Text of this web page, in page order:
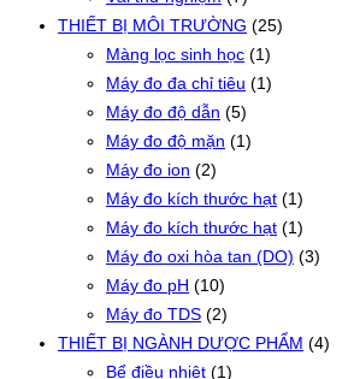
THIẾT BỊ MÔI TRƯỜNG (25)
Màng lọc sinh học (1)
Máy đo đa chỉ tiêu (1)
Máy đo độ dẫn (5)
Máy đo độ mặn (1)
Máy đo ion (2)
Máy đo kích thước hạt (1)
Máy đo kích thước hạt (1)
Máy đo oxi hòa tan (DO) (3)
Máy đo pH (10)
Máy đo TDS (2)
THIẾT BỊ NGÀNH DƯỢC PHẨM (4)
Bể điều nhiệt (1)